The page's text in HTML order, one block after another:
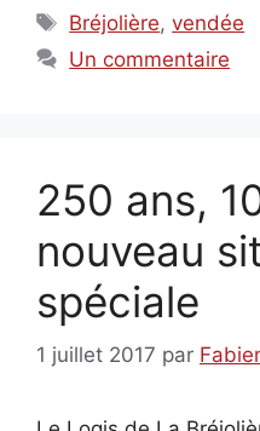
Étiquettes
Bréjolière,vendée
Un commentaire
250 ans,
nouveau
spéciale
1 juillet 2017 par